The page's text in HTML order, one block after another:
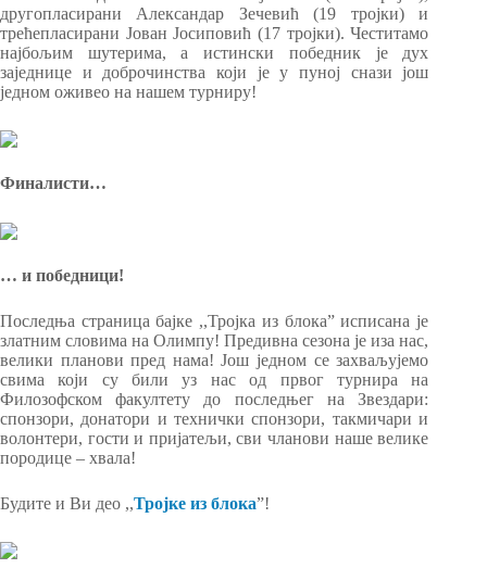
другопласирани Александар Зечевић (19 тројки) и
трећепласирани Јован Јосиповић (17 тројки). Честитамо
најбољим шутерима, а истински победник је дух
заједнице и доброчинства који је у пуној снази још
једном оживео на нашем турниру!
Финалисти…
… и победници!
Последња страница бајке ,,Тројка из блока” исписана је
златним словима на Олимпу! Предивна сезона је иза нас,
велики планови пред нама! Још једном се захваљујемо
свима који су били уз нас од првог турнира на
Филозофском факултету до последњег на Звездари:
спонзори, донатори и технички спонзори, такмичари и
волонтери, гости и пријатељи, сви чланови наше велике
породице – хвала!
Будите и Ви део ,,Тројкe из блока”!